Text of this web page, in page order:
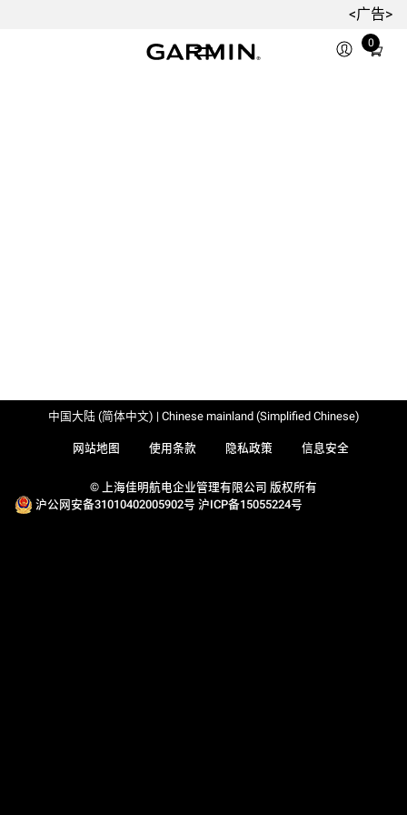
<广告>
0
Total
© 上海佳明航电企业管理有限公司 版权所有
沪公网安备31010402005902号 沪ICP备15055224号
网站地图 使用条款 隐私政策 信息安全
中国大陆 (简体中文) | Chinese mainland (Simplified Chinese)